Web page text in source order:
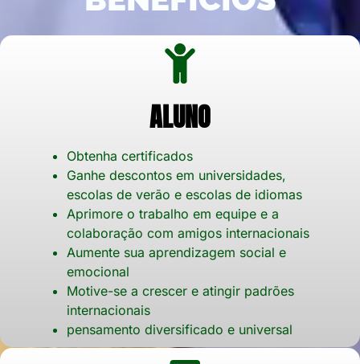
ALUNO
Obtenha certificados
Ganhe descontos em universidades,
escolas de verão e escolas de idiomas
Aprimore o trabalho em equipe e a
colaboração com amigos internacionais
Aumente sua aprendizagem social e
emocional
Motive-se a crescer e atingir padrões
internacionais
pensamento diversificado e universal